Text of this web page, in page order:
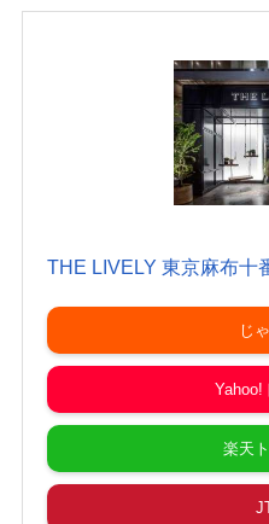
THE LIVELY 東京麻布十
じ
Yahoo!
楽天